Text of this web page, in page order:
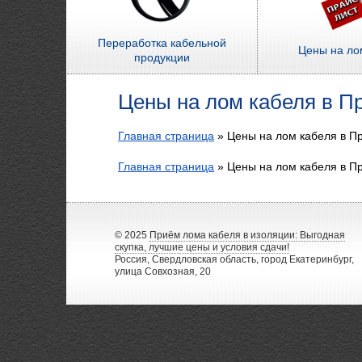
Переработка кабельной
продукции
Цены на
Цены на лом кабеля в
Главная страница » Цены на лом кабеля в
Главная страница » Цены на лом кабеля в
© 2025 Приём лома кабеля в изоляции: Выгодная
скупка, лучшие цены и условия сдачи!
Россия, Свердловская область, город Екатеринбург,
улица Совхозная, 20